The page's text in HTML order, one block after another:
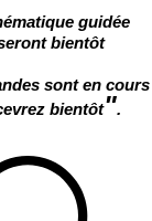
guidée
bientôt
sont en cours
bientôt".